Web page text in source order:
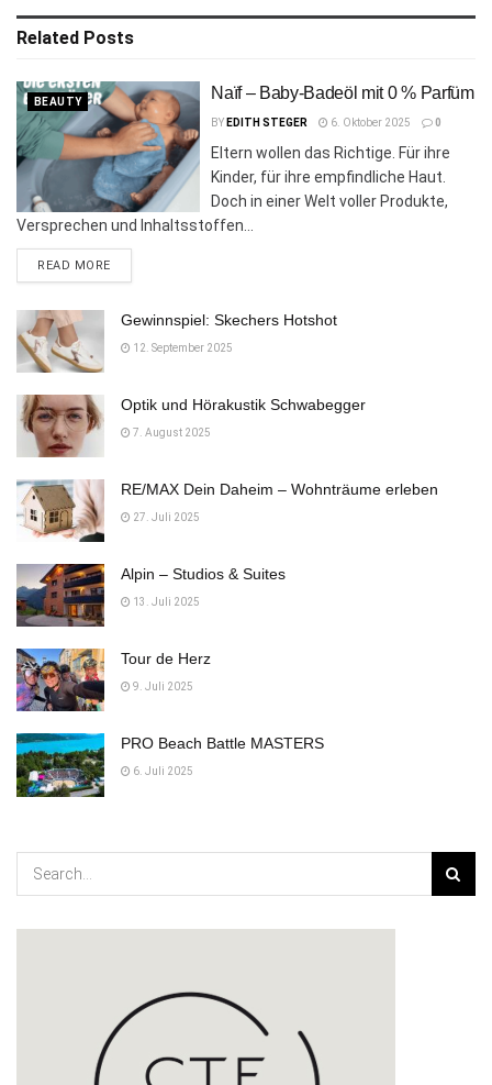
Related Posts
BEAUTY Naïf – Baby-Badeöl mit 0 % Parfüm
BY EDITH STEGER 6. Oktober 2025 0
Eltern wollen das Richtige. Für ihre
Kinder, für ihre empfindliche Haut.
Doch in einer Welt voller Produkte,
Versprechen und Inhaltsstoffen...
READ MOREDETAILS
Gewinnspiel: Skechers Hotshot
12. September 2025
Optik und Hörakustik Schwabegger
7. August 2025
RE/MAX Dein Daheim – Wohnträume erleben
27. Juli 2025
Alpin – Studios & Suites
13. Juli 2025
Tour de Herz
9. Juli 2025
PRO Beach Battle MASTERS
6. Juli 2025